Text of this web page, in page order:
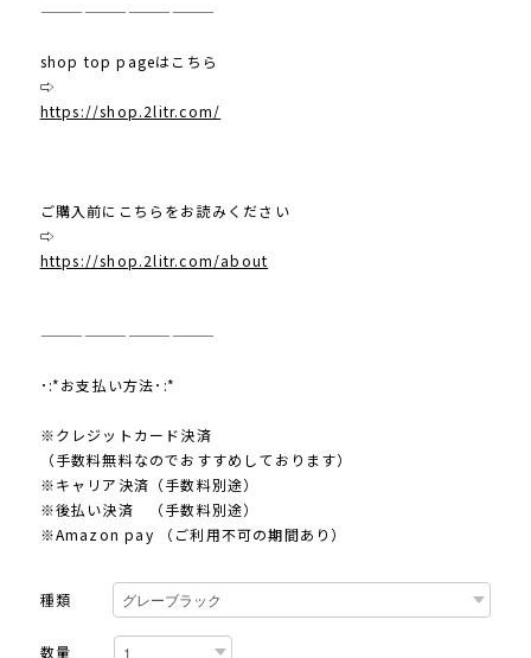
————————————
shop top pageはこちら
⇨
https://shop.2litr.com/
ご購入前にこちらをお読みください
⇨
https://shop.2litr.com/about
————————————
･:*お支払い方法･:*
※クレジットカード決済
（手数料無料なのでおすすめしております）
※キャリア決済（手数料別途）
※後払い決済 （手数料別途）
※Amazon pay （ご利用不可の期間あり）
種類
数量